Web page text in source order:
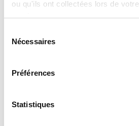
ou qu'ils ont collectées lors de
services.
Nécessaires
Préférences
Statistiques
Prime de participation & CET